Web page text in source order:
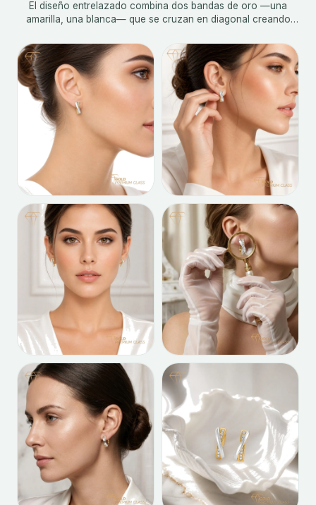
El diseño entrelazado combina dos bandas de oro —una
amarilla, una blanca— que se cruzan en diagonal creando
diagonal del cruce, aportando una línea de luz que atraviesa
el pendiente de esquina a esquina. El resultado es una pieza
de gran originalidad y elegancia que destaca en el lóbulo
gracias a sus 18×8mm de presencia.